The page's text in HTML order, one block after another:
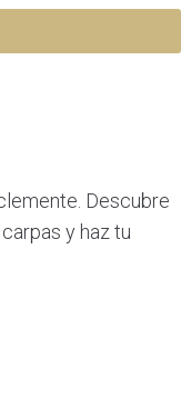
Descubre
y haz tu